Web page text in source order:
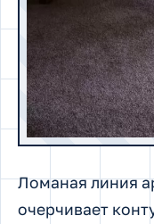
Ломаная линия
очерчивает